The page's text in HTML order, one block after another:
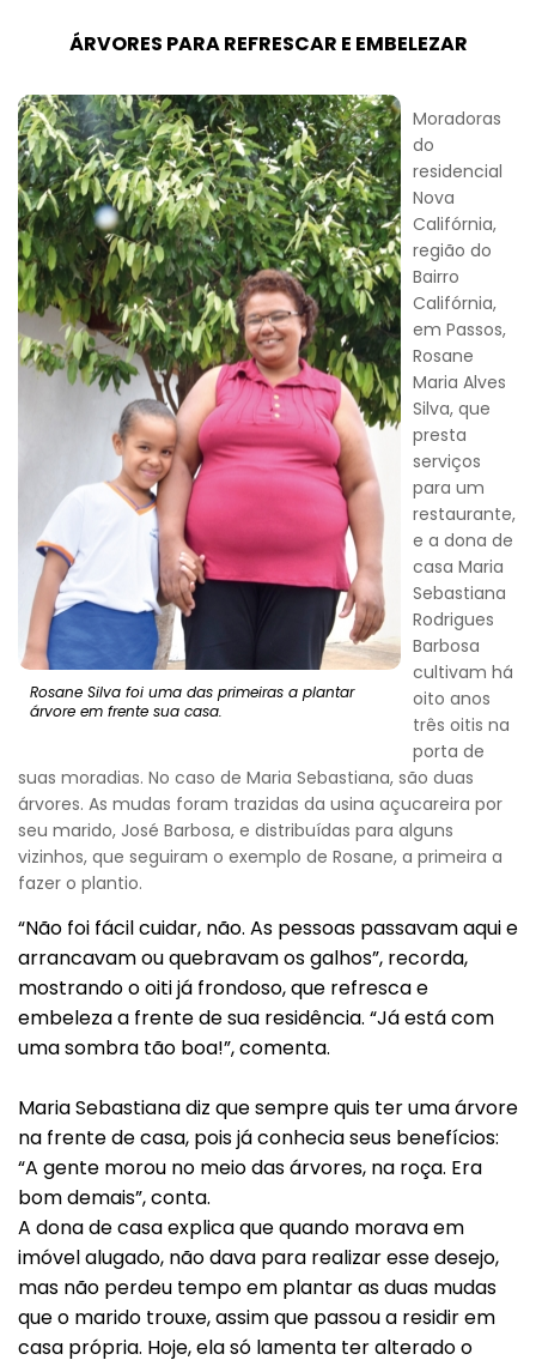
ÁRVORES PARA REFRESCAR E EMBELEZAR
Rosane Silva foi uma das primeiras a plantar
árvore em frente sua casa.
Moradoras
do
residencial
Nova
Califórnia,
região do
Bairro
Califórnia,
em Passos,
Rosane
Maria Alves
Silva, que
presta
serviços
para um
restaurante,
e a dona de
casa Maria
Sebastiana
Rodrigues
Barbosa
cultivam há
oito anos
três oitis na
porta de
suas moradias. No caso de Maria Sebastiana, são duas
árvores. As mudas foram trazidas da usina açucareira por
seu marido, José Barbosa, e distribuídas para alguns
vizinhos, que seguiram o exemplo de Rosane, a primeira a
fazer o plantio.
“Não foi fácil cuidar, não. As pessoas passavam aqui e
arrancavam ou quebravam os galhos”, recorda,
mostrando o oiti já frondoso, que refresca e
embeleza a frente de sua residência. “Já está com
uma sombra tão boa!”, comenta.
Maria Sebastiana diz que sempre quis ter uma árvore
na frente de casa, pois já conhecia seus benefícios:
“A gente morou no meio das árvores, na roça. Era
bom demais”, conta.
A dona de casa explica que quando morava em
imóvel alugado, não dava para realizar esse desejo,
mas não perdeu tempo em plantar as duas mudas
que o marido trouxe, assim que passou a residir em
casa própria. Hoje, ela só lamenta ter alterado o